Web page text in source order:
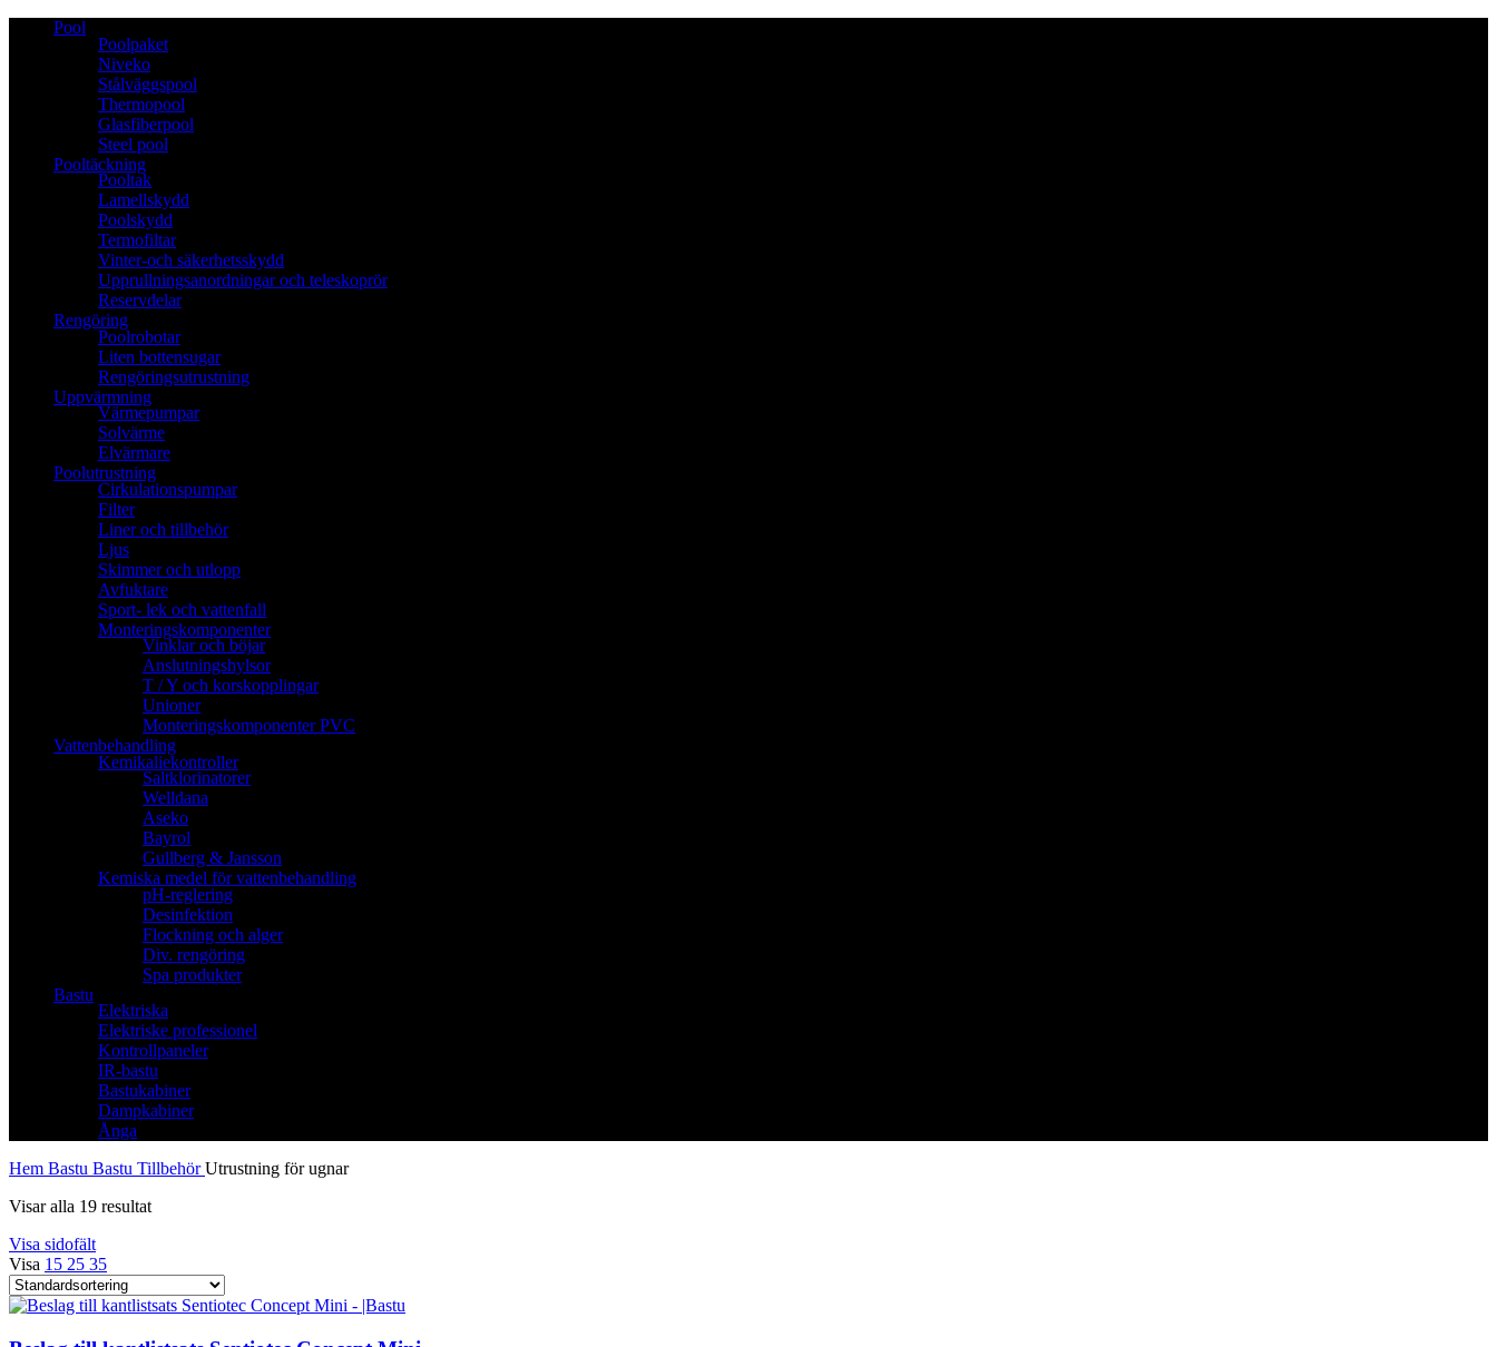
Pool
Poolpaket
Niveko
Stålväggspool
Thermopool
Glasfiberpool
Steel pool
Pooltäckning
Pooltak
Lamellskydd
Poolskydd
Termofiltar
Vinter-och säkerhetsskydd
Upprullningsanordningar och teleskoprör
Reservdelar
Rengöring
Poolrobotar
Liten bottensugar
Rengöringsutrustning
Uppvärmning
Värmepumpar
Solvärme
Elvärmare
Poolutrustning
Cirkulationspumpar
Filter
Liner och tillbehör
Ljus
Skimmer och utlopp
Avfuktare
Sport- lek och vattenfall
Monteringskomponenter
Vinklar och böjar
Anslutningshylsor
T / Y och korskopplingar
Unioner
Monteringskomponenter PVC
Vattenbehandling
Kemikaliekontroller
Saltklorinatorer
Welldana
Aseko
Bayrol
Gullberg & Jansson
Kemiska medel för vattenbehandling
pH-reglering
Desinfektion
Flockning och alger
Div. rengöring
Spa produkter
Bastu
Elektriska
Elektriske professionel
Kontrollpaneler
IR-bastu
Bastukabiner
Dampkabiner
Ånga
Hem Bastu Bastu TillbehörUtrustning för ugnar
Visar alla 19 resultat
Visa sidofält
Visa 15 25 35